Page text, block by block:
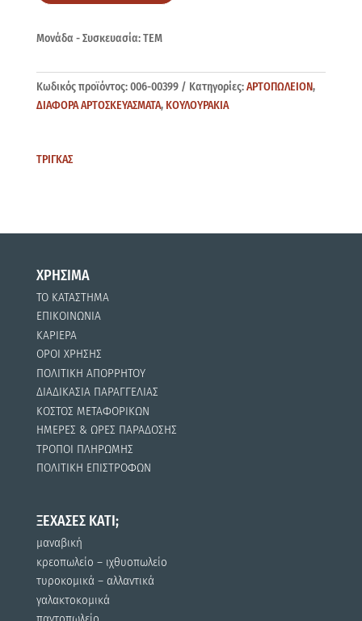
Μονάδα - Συσκευασία: ΤΕΜ
Κωδικός προϊόντος:006-00399 Κατηγορίες:ΑΡΤΟΠΩΛΕΙΟΝ,
ΔΙΑΦΟΡΑ ΑΡΤΟΣΚΕΥΑΣΜΑΤΑ, ΚΟΥΛΟΥΡΑΚΙΑ
ΤΡΙΓΚΑΣ
ΧΡΗΣΙΜΑ
ΤΟ ΚΑΤΑΣΤΗΜΑ
ΕΠΙΚΟΙΝΩΝΙΑ
ΚΑΡΙΕΡΑ
ΟΡΟΙ ΧΡΗΣΗΣ
ΠΟΛΙΤΙΚΗ ΑΠΟΡΡΗΤΟΥ
ΔΙΑΔΙΚΑΣΙΑ ΠΑΡΑΓΓΕΛΙΑΣ
ΚΟΣΤΟΣ ΜΕΤΑΦΟΡΙΚΩΝ
ΗΜΕΡΕΣ & ΩΡΕΣ ΠΑΡΑΔΟΣΗΣ
ΤΡΟΠΟΙ ΠΛΗΡΩΜΗΣ
ΠΟΛΙΤΙΚΗ ΕΠΙΣΤΡΟΦΩΝ
ΞΕΧΑΣΕΣ ΚΑΤΙ;
μαναβική
κρεοπωλείο – ιχθυοπωλείο
τυροκομικά – αλλαντικά
γαλακτοκομικά